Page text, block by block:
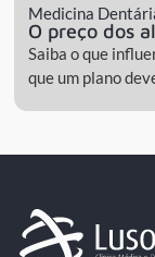
Medicina
O preço dos
Saiba o que
que um plano